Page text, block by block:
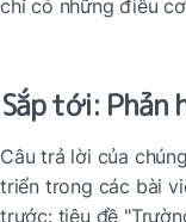
chỉ có những điều
Sắp tới: Phản
Câu trả lời của
triển trong các bài
trước: tiêu đề